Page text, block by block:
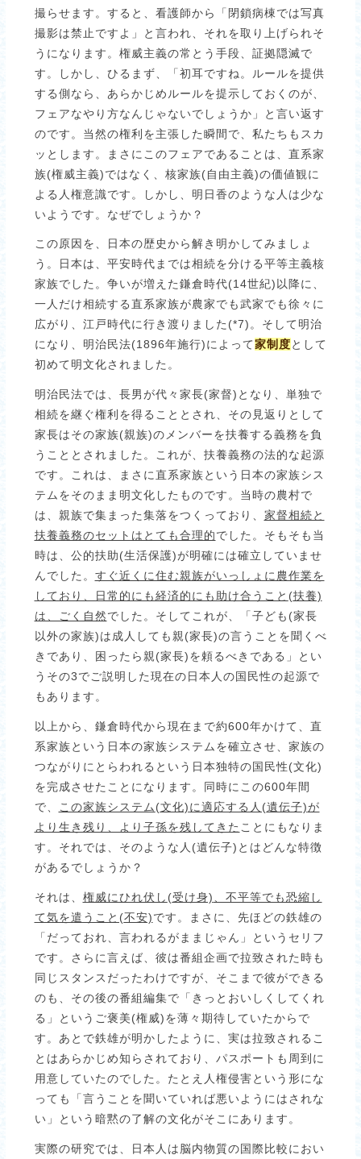
撮らせます。すると、看護師から「閉鎖病棟では写真
撮影は禁止ですよ」と言われ、それを取り上げられそ
うになります。権威主義の常とう手段、証拠隠滅で
す。しかし、ひるまず、「初耳ですね。ルールを提供
する側なら、あらかじめルールを提示しておくのが、
フェアなやり方なんじゃないでしょうか」と言い返す
のです。当然の権利を主張した瞬間で、私たちもスカ
ッとします。まさにこのフェアであることは、直系家
族(権威主義)ではなく、核家族(自由主義)の価値観に
よる人権意識です。しかし、明日香のような人は少な
いようです。なぜでしょうか？
この原因を、日本の歴史から解き明かしてみましょ
う。日本は、平安時代までは相続を分ける平等主義核
家族でした。争いが増えた鎌倉時代(14世紀)以降に、
一人だけ相続する直系家族が農家でも武家でも徐々に
広がり、江戸時代に行き渡りました(*7)。そして明治
になり、明治民法(1896年施行)によって家制度として
初めて明文化されました。
明治民法では、長男が代々家長(家督)となり、単独で
相続を継ぐ権利を得ることとされ、その見返りとして
家長はその家族(親族)のメンバーを扶養する義務を負
うこととされました。これが、扶養義務の法的な起源
です。これは、まさに直系家族という日本の家族シス
テムをそのまま明文化したものです。当時の農村で
は、親族で集まった集落をつくっており、 家督相続と
扶養義務のセットはとても合理的でした。そもそも当
時は、公的扶助(生活保護)が明確には確立していませ
んでした。 すぐ近くに住む親族がいっしょに農作業を
しており、日常的にも経済的にも助け合うこと (扶養)
は、ごく自然でした。そしてこれが、「子ども(家長
以外の家族)は成人しても親(家長)の言うことを聞くべ
きであり、困ったら親(家長)を頼るべきである」とい
うその3でご説明した現在の日本人の国民性の起源で
もあります。
以上から、鎌倉時代から現在まで約600年かけて、直
系家族という日本の家族システムを確立させ、家族の
つながりにとらわれるという日本独特の国民性(文化)
を完成させたことになります。同時にこの600年間
で、
この家族システム (文化)に適応する人(遺伝子)が
より生き残り、より子孫を残してきた ことにもなりま
す。それでは、そのような人(遺伝子)とはどんな特徴
があるでしょうか？
それは、 権威にひれ伏し (受け身) 、不平等でも恐縮し
て気を遣うこと(不安)です。まさに、先ほどの鉄雄の
「だっておれ、言われるがままじゃん」というセリフ
です。さらに言えば、彼は番組企画で拉致された時も
同じスタンスだったわけですが、そこまで彼ができる
のも、その後の番組編集で「きっとおいしくしてくれ
る」というご褒美(権威)を薄々期待していたからで
す。あとで鉄雄が明かしたように、実は拉致されるこ
とはあらかじめ知らされており、パスポートも周到に
用意していたのでした。たとえ人権侵害という形にな
っても「言うことを聞いていれば悪いようにはされな
い」という暗黙の了解の文化がそこにあります。
実際の研究では、日本人は脳内物質の国際比較におい